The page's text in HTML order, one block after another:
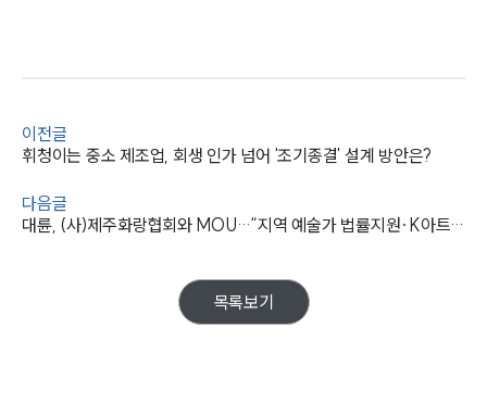
이전글
휘청이는 중소 제조업, 회생 인가 넘어 '조기종결' 설계 방안은?
다음글
대륜, (사)제주화랑협회와 MOU…“지역 예술가 법률지원·K아트 수출 조력”
목록보기